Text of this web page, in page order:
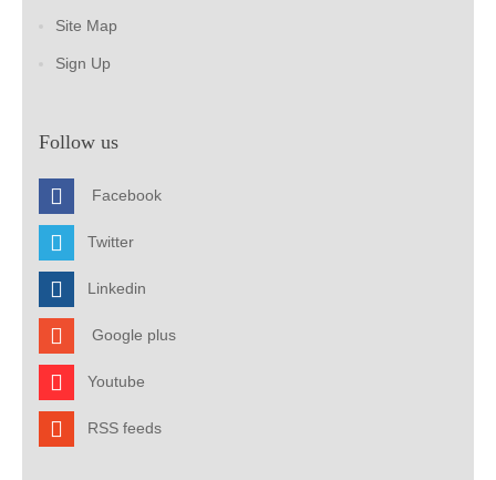
Site Map
Sign Up
Follow us
Facebook
Twitter
Linkedin
Google plus
Youtube
RSS feeds